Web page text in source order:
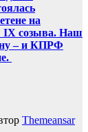
на
IX созыва. Наш
– и КПРФ
Themeansar